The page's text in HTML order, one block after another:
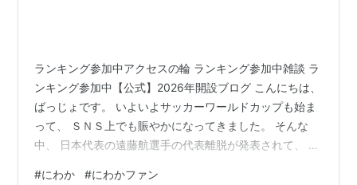
ランキング参加中アクセスの輪 ランキング参加中雑談 ラ
ンキング参加中【公式】2026年開設ブログ こんにちは、
ばっじょです。 いよいよサッカーワールドカップも始ま
って、 ＳＮＳ上でも賑やかになってきました。 そんな
中、 日本代表の遠藤航選手の代表離脱が発表されて、 物
#にわか #にわかファン